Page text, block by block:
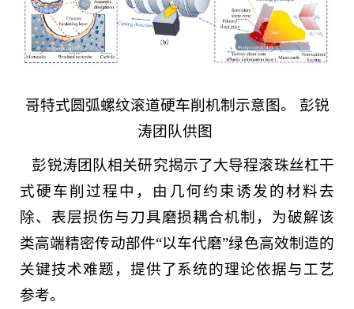
哥特式圆弧螺纹滚道硬车削机制示意图。 彭锐
涛团队供图
彭锐涛团队相关研究揭示了大导程滚珠丝杠干
式硬车削过程中，由几何约束诱发的材料去
除、表层损伤与刀具磨损耦合机制，为破解该
类高端精密传动部件“以车代磨”绿色高效制造的
关键技术难题，提供了系统的理论依据与工艺
参考。